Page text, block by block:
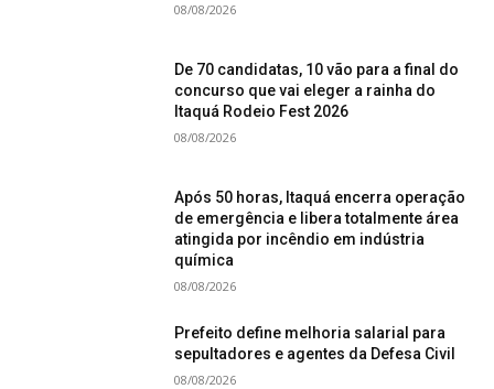
08/08/2026
De 70 candidatas, 10 vão para a final do
concurso que vai eleger a rainha do
Itaquá Rodeio Fest 2026
08/08/2026
Após 50 horas, Itaquá encerra operação
de emergência e libera totalmente área
atingida por incêndio em indústria
química
08/08/2026
Prefeito define melhoria salarial para
sepultadores e agentes da Defesa Civil
08/08/2026